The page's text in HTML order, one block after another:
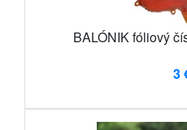
BALÓNIK fóliový
3